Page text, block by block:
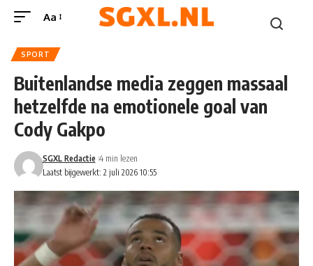
Aa
SPORT
Buitenlandse media zeggen massaal
hetzelfde na emotionele goal van
Cody Gakpo
Laatst bijgewerkt: 2 juli 2026 10:55
SGXL Redactie 4 min lezen